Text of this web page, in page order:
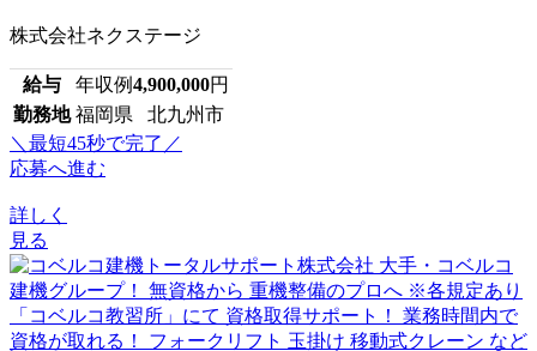
株式会社ネクステージ
給与 年収例4,900,000円
勤務地 福岡県 北九州市
＼最短45秒で完了／
応募へ進む
詳しく
見る